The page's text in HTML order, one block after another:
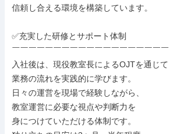
信頼し合える環境を構築しています。
✅充実した研修とサポート体制
￣￣￣￣￣￣￣￣￣￣￣￣￣￣￣￣￣￣￣
入社後は、現役教室長によるOJTを通じて
業務の流れを実践的に学びます。
日々の運営を現場で経験しながら、
教室運営に必要な視点や判断力を
身につけていただける体制です。